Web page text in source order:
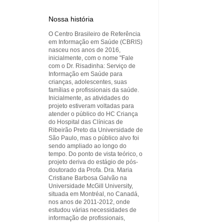
Nossa história
O Centro Brasileiro de Referência
em Informação em Saúde (CBRIS)
nasceu nos anos de 2016,
inicialmente, com o nome "Fale
com o Dr. Risadinha: Serviço de
Informação em Saúde para
crianças, adolescentes, suas
famílias e profissionais da saúde.
Inicialmente, as atividades do
projeto estiveram voltadas para
atender o público do HC Criança
do Hospital das Clínicas de
Ribeirão Preto da Universidade de
São Paulo, mas o público alvo foi
sendo ampliado ao longo do
tempo. Do ponto de vista teórico, o
projeto deriva do estágio de pós-
doutorado da Profa. Dra. Maria
Cristiane Barbosa Galvão na
Universidade McGill University,
situada em Montréal, no Canadá,
nos anos de 2011-2012, onde
estudou várias necessidades de
informação de profissionais,